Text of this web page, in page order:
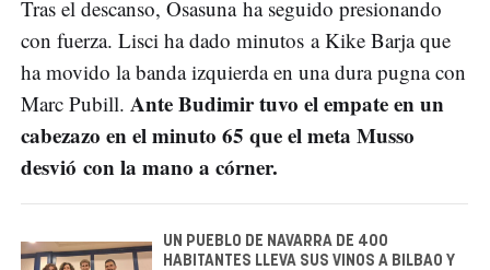
Tras el descanso, Osasuna ha seguido presionando
con fuerza. Lisci ha dado minutos a Kike Barja que
ha movido la banda izquierda en una dura pugna con
Marc Pubill. Ante Budimir tuvo el empate en un
cabezazo en el minuto 65 que el meta Musso
desvió con la mano a córner.
UN PUEBLO DE NAVARRA DE 400
HABITANTES LLEVA SUS VINOS A BILBAO Y